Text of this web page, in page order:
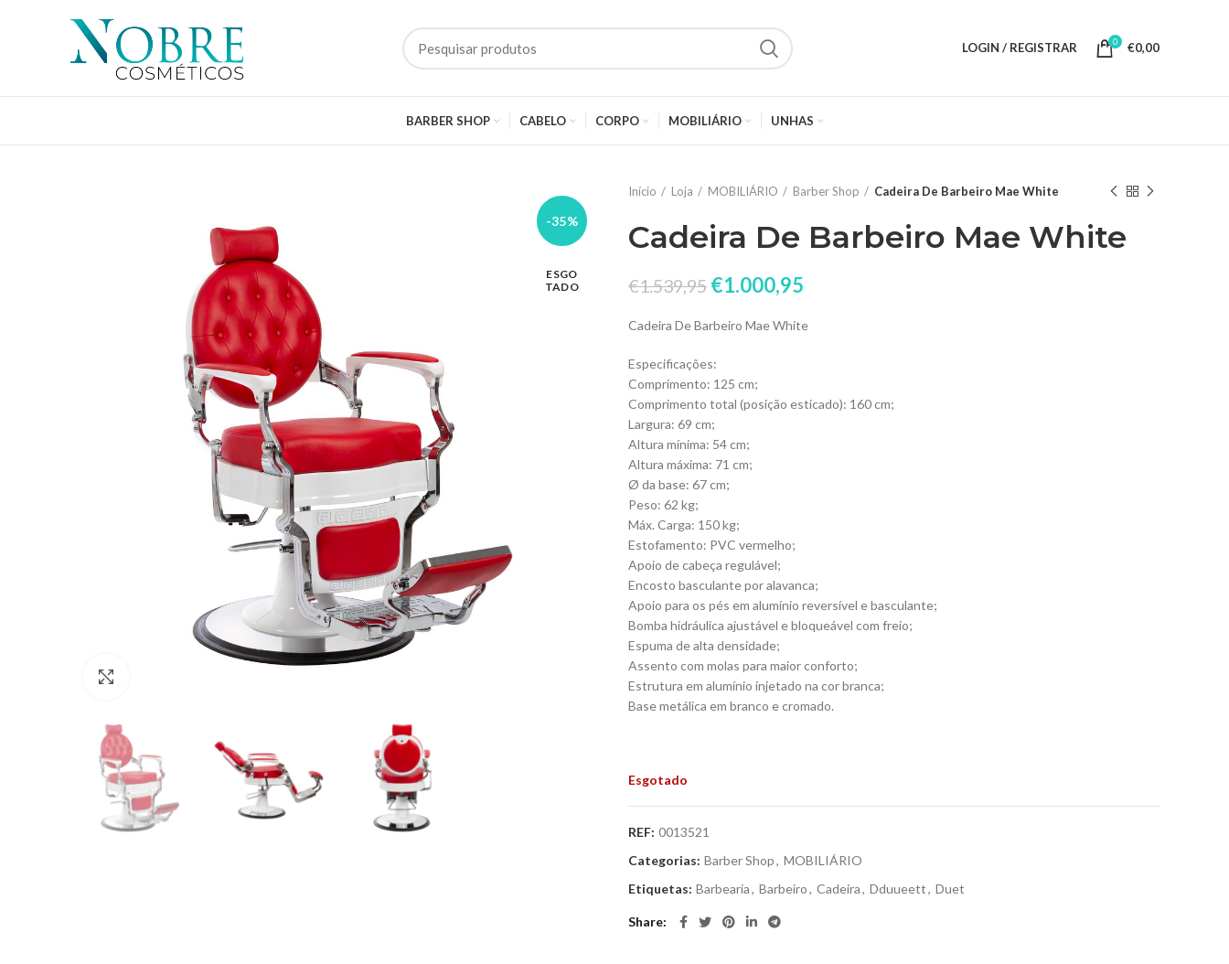
LOGIN / REGISTRAR 0 €0,00
BARBER SHOP CABELO CORPO MOBILIÁRIO UNHAS
-35%
ESGO
TADO
Início Loja MOBILIÁRIO Barber Shop Cadeira De Barbeiro Mae White
Cadeira De Barbeiro Mae White
€1.539,95 €1.000,95
Cadeira De Barbeiro Mae White
Especificações:
Comprimento: 125 cm;
Comprimento total (posição esticado): 160 cm;
Largura: 69 cm;
Altura mínima: 54 cm;
Altura máxima: 71 cm;
Ø da base: 67 cm;
Peso: 62 kg;
Máx. Carga: 150 kg;
Estofamento: PVC vermelho;
Apoio de cabeça regulável;
Encosto basculante por alavanca;
Apoio para os pés em alumínio reversível e basculante;
Bomba hidráulica ajustável e bloqueável com freio;
Espuma de alta densidade;
Assento com molas para maior conforto;
Estrutura em alumínio injetado na cor branca;
Base metálica em branco e cromado.
Esgotado
REF: 0013521
Categorias: Barber Shop, MOBILIÁRIO
Etiquetas: Barbearia, Barbeiro, Cadeira, Dduueett, Duet
Share